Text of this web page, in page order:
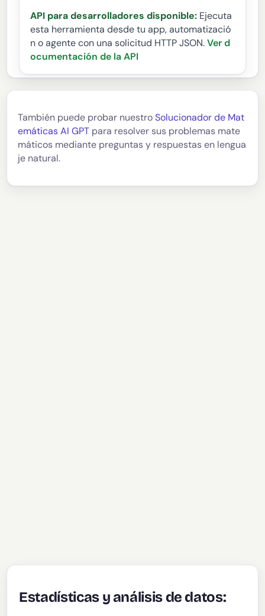
API para desarrolladores disponible: Ejecuta
esta herramienta desde tu app, automatizació
n o agente con una solicitud HTTP JSON. Ver d
ocumentación de la API
También puede probar nuestroSolucionador de Mat
emáticas AI GPT para resolver sus problemas mate
máticos mediante preguntas y respuestas en lengua
je natural.
Estadísticas y análisis de datos: